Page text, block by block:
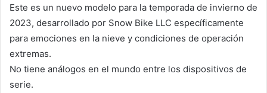
Este es un nuevo modelo para la temporada de invierno de
2023, desarrollado por Snow Bike LLC específicamente
para emociones en la nieve y condiciones de operación
extremas.
No tiene análogos en el mundo entre los dispositivos de
serie.